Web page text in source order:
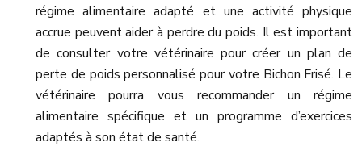
régime alimentaire adapté et une activité physique
accrue peuvent aider à perdre du poids. Il est important
de consulter votre vétérinaire pour créer un plan de
perte de poids personnalisé pour votre Bichon Frisé. Le
vétérinaire pourra vous recommander un régime
alimentaire spécifique et un programme d’exercices
adaptés à son état de santé.